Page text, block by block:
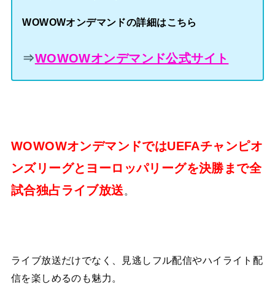
WOWOWオンデマンドの詳細はこちら
⇒WOWOWオンデマンド公式サイト
WOWOWオンデマンドではUEFAチャンピオ
ンズリーグとヨーロッパリーグを決勝まで全
試合独占ライブ放送 。
ライブ放送だけでなく、見逃しフル配信やハイライト配
信を楽しめるのも魅力。